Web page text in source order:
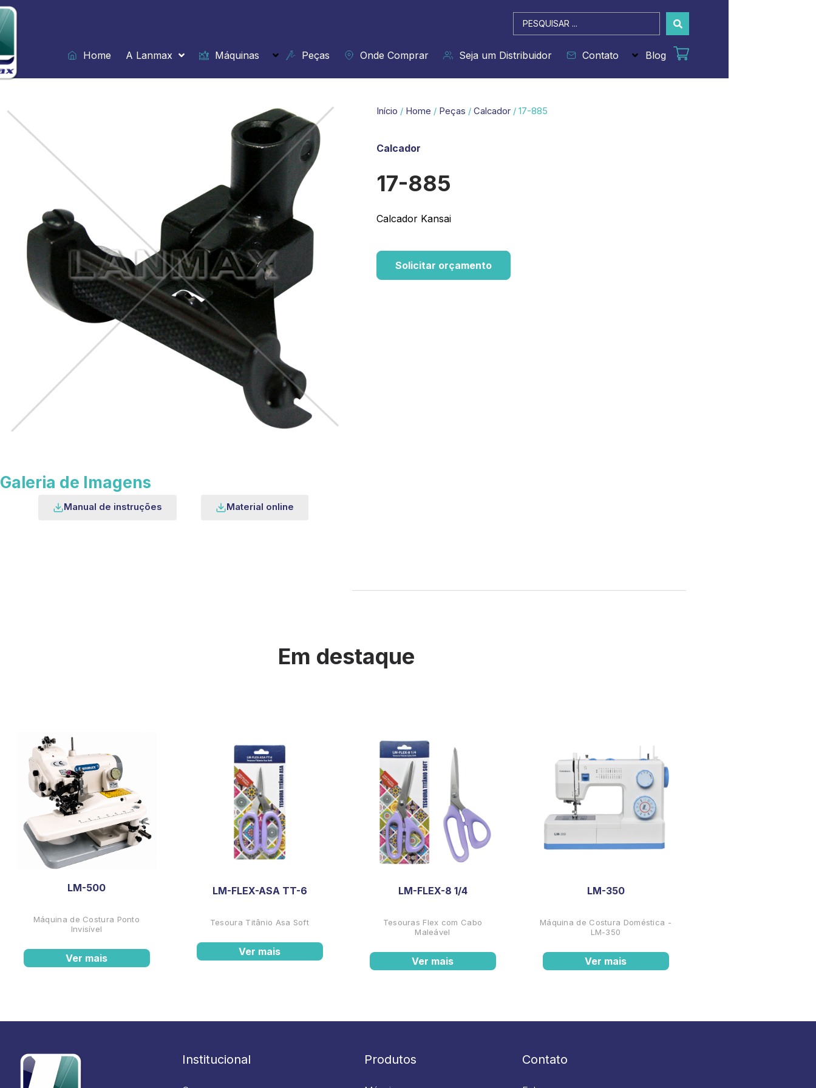
Ir
para
o
conteúdo
Pesquisar
...
Home
A Lanmax Máquinas Peças Onde Comprar Seja um Distribuidor Contato Blog
Galeria de Imagens
Manual de instruções Material online
Início / Home / Peças / Calcador / 17-885
Calcador
17-885
Calcador Kansai
Solicitar orçamento
Em destaque
LM-500
Máquina de Costura Ponto
Invisível
Ver mais
LM-FLEX-ASA TT-6
Tesoura Titânio Asa Soft
Ver mais
LM-FLEX-8 1/4
Tesouras Flex com Cabo
Maleável
Ver mais
LM-350
Máquina de Costura Doméstica -
LM-350
Ver mais
Institucional Produtos Contato